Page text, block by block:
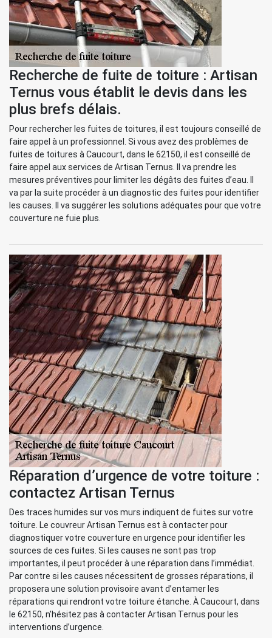
Recherche de fuite de toiture : Artisan
Ternus vous établit le devis dans les
plus brefs délais.
Pour rechercher les fuites de toitures, il est toujours conseillé de
faire appel à un professionnel. Si vous avez des problèmes de
fuites de toitures à Caucourt, dans le 62150, il est conseillé de
faire appel aux services de Artisan Ternus. Il va prendre les
mesures préventives pour limiter les dégâts des fuites d’eau. Il
va par la suite procéder à un diagnostic des fuites pour identifier
les causes. Il va suggérer les solutions adéquates pour que votre
couverture ne fuie plus.
Réparation d’urgence de votre toiture :
contactez Artisan Ternus
Des traces humides sur vos murs indiquent de fuites sur votre
toiture. Le couvreur Artisan Ternus est à contacter pour
diagnostiquer votre couverture en urgence pour identifier les
sources de ces fuites. Si les causes ne sont pas trop
importantes, il peut procéder à une réparation dans l’immédiat.
Par contre si les causes nécessitent de grosses réparations, il
proposera une solution provisoire avant d’entamer les
réparations qui rendront votre toiture étanche. À Caucourt, dans
le 62150, n’hésitez pas à contacter Artisan Ternus pour les
interventions d’urgence.